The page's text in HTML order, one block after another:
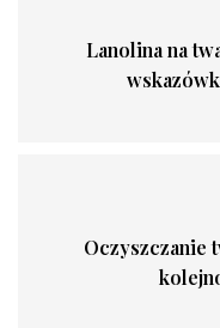
Lanolina na
Oczyszczanie